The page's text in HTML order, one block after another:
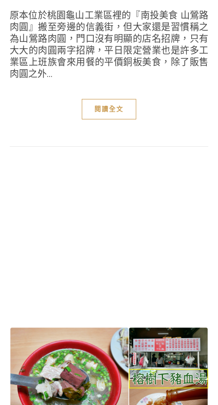
原本位於桃園龜山工業區裡的『南投美食 山鶯路
肉圓』搬至旁邊的信義街，但大家還是習慣稱之
為山鶯路肉圓，門口沒有明顯的店名招牌，只有
大大的肉圓兩字招牌，平日限定營業也是許多工
業區上班族會來用餐的平價銅板美食，除了販售
肉圓之外...
閱讀全文